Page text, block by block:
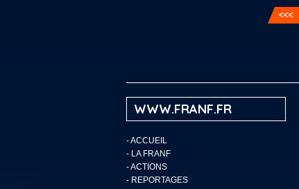
WWW.FRANF.FR
-ACCUEIL
- LA FRANF
-ACTIONS
- REPORTAGES